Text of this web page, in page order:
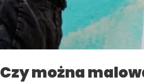
Czy można